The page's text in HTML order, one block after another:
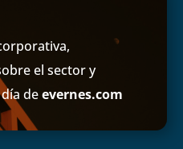
el sector y
día deevernes.com